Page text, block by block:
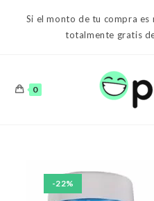
Si el monto de tu compra
totalmente gratis
0
-22%